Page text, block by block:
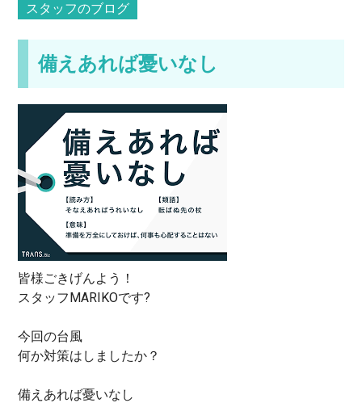
スタッフのブログ
備えあれば憂いなし
皆様ごきげんよう！
スタッフMARIKOです?
今回の台風
何か対策はしましたか？
備えあれば憂いなし